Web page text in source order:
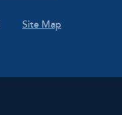
Site Map